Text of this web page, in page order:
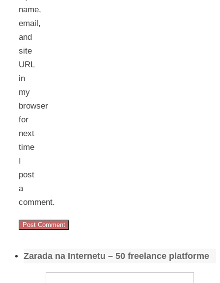
name,
email,
and
site
URL
in
my
browser
for
next
time
post
a
comment.
Zarada na Internetu – 50 freelance platforme